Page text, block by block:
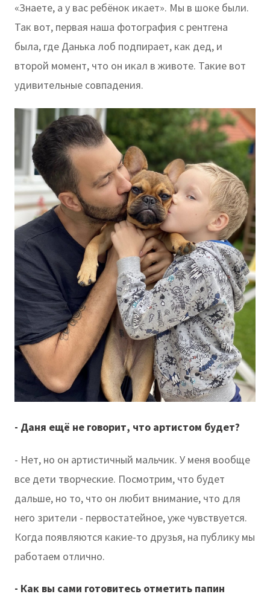
«Знаете, а у вас ребёнок икает». Мы в шоке были.
Так вот, первая наша фотография с рентгена
была, где Данька лоб подпирает, как дед, и
второй момент, что он икал в животе. Такие вот
удивительные совпадения.
- Даня ещё не говорит, что артистом будет?
- Нет, но он артистичный мальчик. У меня вообще
все дети творческие. Посмотрим, что будет
дальше, но то, что он любит внимание, что для
него зрители - первостатейное, уже чувствуется.
Когда появляются какие-то друзья, на публику мы
работаем отлично.
- Как вы сами готовитесь отметить папин